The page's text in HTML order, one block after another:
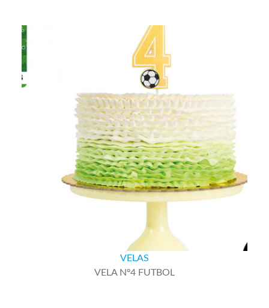
VELAS
VELA Nº4 FUTBOL